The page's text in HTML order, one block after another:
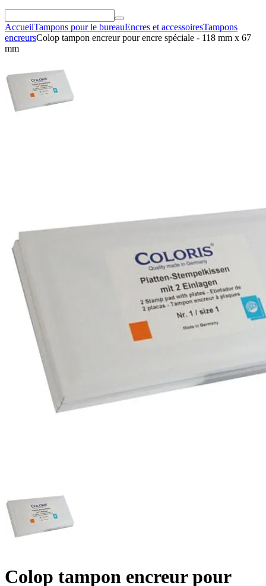
AccueilTampons pour le bureauEncres et accessoiresTampons
encreursColop tampon encreur pour encre spéciale - 118 mm x 67
mm
Colop tampon encreur pour